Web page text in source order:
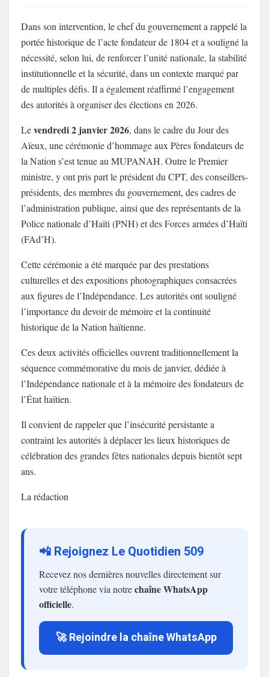
Dans son intervention, le chef du gouvernement a rappelé la
portée historique de l’acte fondateur de 1804 et a souligné la
nécessité, selon lui, de renforcer l’unité nationale, la stabilité
institutionnelle et la sécurité, dans un contexte marqué par
de multiples défis. Il a également réaffirmé l’engagement
des autorités à organiser des élections en 2026.
Levendredi 2 janvier 2026, dans le cadre du Jour des
Aïeux, une cérémonie d’hommage aux Pères fondateurs de
la Nation s’est tenue au MUPANAH. Outre le Premier
ministre, y ont pris part le président du CPT, des conseillers-
présidents, des membres du gouvernement, des cadres de
l’administration publique, ainsi que des représentants de la
Police nationale d’Haïti (PNH) et des Forces armées d’Haïti
(FAd’H).
Cette cérémonie a été marquée par des prestations
culturelles et des expositions photographiques consacrées
aux figures de l’Indépendance. Les autorités ont souligné
l’importance du devoir de mémoire et la continuité
historique de la Nation haïtienne.
Ces deux activités officielles ouvrent traditionnellement la
séquence commémorative du mois de janvier, dédiée à
l’Indépendance nationale et à la mémoire des fondateurs de
l’État haïtien.
Il convient de rappeler que l’insécurité persistante a
contraint les autorités à déplacer les lieux historiques de
célébration des grandes fêtes nationales depuis bientôt sept
ans.
La rédaction
📲 Rejoignez Le Quotidien 509
Recevez nos dernières nouvelles directement sur
votre téléphone via notrechaîne WhatsApp
officielle.
🚀 Rejoindre la chaîne WhatsApp